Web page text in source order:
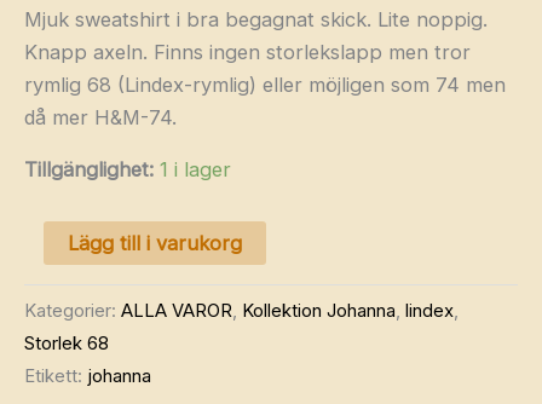
Mjuk sweatshirt i bra begagnat skick. Lite noppig.
Knapp axeln. Finns ingen storlekslapp men tror
rymlig 68 (Lindex-rymlig) eller möjligen som 74 men
då mer H&M-74.
Tillgänglighet: 1 i lager
LINDEX
sweatshirt
68
mängd
Lägg till i varukorg
Kategorier: ALLA VAROR, Kollektion Johanna, lindex,
Storlek 68
Etikett: johanna